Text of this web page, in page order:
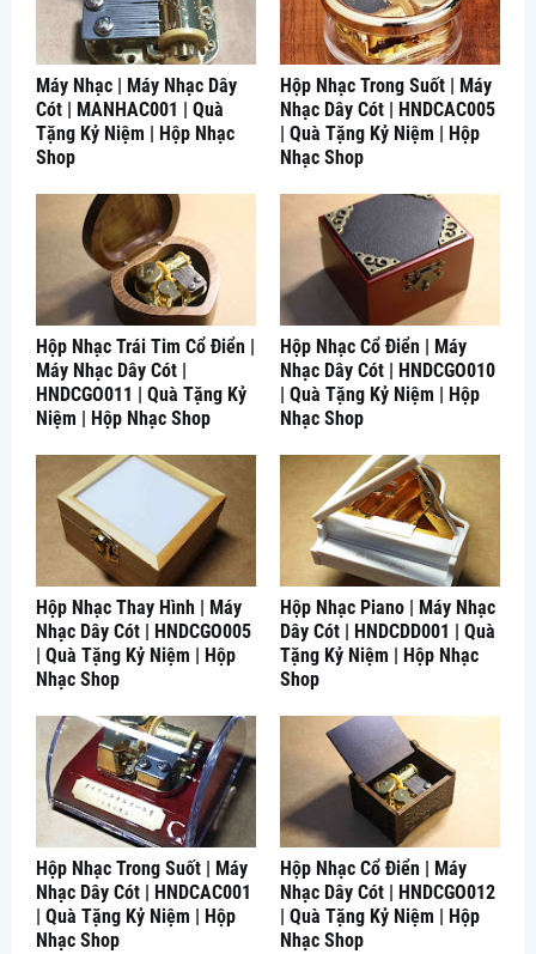
Máy Nhạc | Máy Nhạc Dây
Cót | MANHAC001 | Quà
Tặng Kỷ Niệm | Hộp Nhạc
Shop
Hộp Nhạc Trong Suốt | Máy
Nhạc Dây Cót | HNDCAC005
| Quà Tặng Kỷ Niệm | Hộp
Nhạc Shop
Hộp Nhạc Trái Tim Cổ Điển |
Máy Nhạc Dây Cót |
HNDCGO011 | Quà Tặng Kỷ
Niệm | Hộp Nhạc Shop
Hộp Nhạc Cổ Điển | Máy
Nhạc Dây Cót | HNDCGO010
| Quà Tặng Kỷ Niệm | Hộp
Nhạc Shop
Hộp Nhạc Thay Hình | Máy
Nhạc Dây Cót | HNDCGO005
| Quà Tặng Kỷ Niệm | Hộp
Nhạc Shop
Hộp Nhạc Piano | Máy Nhạc
Dây Cót | HNDCDD001 | Quà
Tặng Kỷ Niệm | Hộp Nhạc
Shop
Hộp Nhạc Trong Suốt | Máy
Nhạc Dây Cót | HNDCAC001
| Quà Tặng Kỷ Niệm | Hộp
Nhạc Shop
Hộp Nhạc Cổ Điển | Máy
Nhạc Dây Cót | HNDCGO012
| Quà Tặng Kỷ Niệm | Hộp
Nhạc Shop